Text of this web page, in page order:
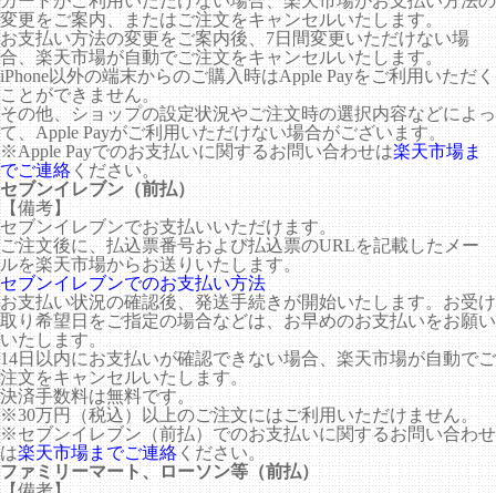
変更をご案内、またはご注文をキャンセルいたします。
お支払い方法の変更をご案内後、7日間変更いただけない場
合、楽天市場が自動でご注文をキャンセルいたします。
iPhone以外の端末からのご購入時はApple Payをご利用いただく
ことができません。
その他、ショップの設定状況やご注文時の選択内容などによっ
て、Apple Payがご利用いただけない場合がございます。
※Apple Payでのお支払いに関するお問い合わせは楽天市場ま
でご連絡ください。
セブンイレブン（前払）
【備考】
セブンイレブンでお支払いいただけます。
ご注文後に、払込票番号および払込票のURLを記載したメー
ルを楽天市場からお送りいたします。
セブンイレブンでのお支払い方法
お支払い状況の確認後、発送手続きが開始いたします。お受け
取り希望日をご指定の場合などは、お早めのお支払いをお願い
いたします。
14日以内にお支払いが確認できない場合、楽天市場が自動でご
注文をキャンセルいたします。
決済手数料は無料です。
※30万円（税込）以上のご注文にはご利用いただけません。
※セブンイレブン（前払）でのお支払いに関するお問い合わせ
は楽天市場までご連絡ください。
ファミリーマート、ローソン等（前払）